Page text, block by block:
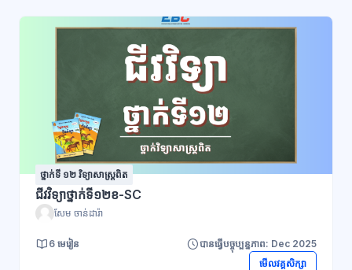
ថ្នាក់ទី ១២ វិទ្យាសាស្រ្តពិត
ជីវវិទ្យាថ្នាក់ទី១២ខ-SC
សែម ចាន់ដារ៉ា
6 មេរៀន
បានធ្វើបច្ចុប្បន្នភាព: Dec 2025
មើលវគ្គសិក្សា